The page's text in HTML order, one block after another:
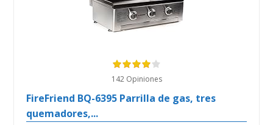
142 Opiniones
FireFriend BQ-6395 Parrilla de gas, tres
quemadores,...